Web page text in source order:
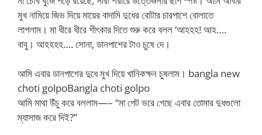
মুখ নামিয়ে জিভ দিয়ে মায়ের বাদামি দুধের বোটার চারপাশে বোলাতে
লাগলাম। মা ধীরে ধীরে শীৎকার দিতে শুরু করে বলল ‘আহহহ! আহ….
বাবু। আহহহহ…. সোনা, ডানপাশের টাও চুষে দে।
আমি এবার ডানপাশের দুধে মুখ দিয়ে খানিকক্ষন চুষলাম। bangla new
choti golpoBangla choti golpo
আমি মাথা উঁচু করে বললাম—– “মা পেট ভরে গেছে এবার তোমার দুধগুলো
ম্যাসাজ করে দিই?”